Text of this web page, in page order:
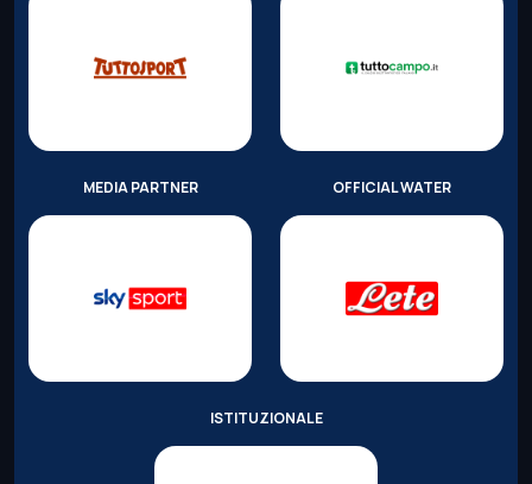
MEDIA PARTNER OFFICIAL WATER
ISTITUZIONALE